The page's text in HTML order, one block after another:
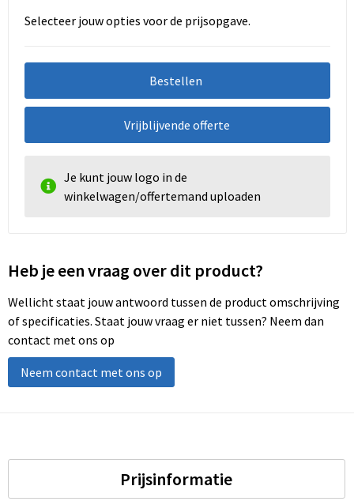
Selecteer jouw opties voor de prijsopgave.
Bestellen
Vrijblijvende offerte
Je kunt jouw logo in de
winkelwagen/offertemand uploaden
Heb je een vraag over dit product?
Wellicht staat jouw antwoord tussen de product omschrijving
of specificaties. Staat jouw vraag er niet tussen? Neem dan
contact met ons op
Neem contact met ons op
Prijsinformatie